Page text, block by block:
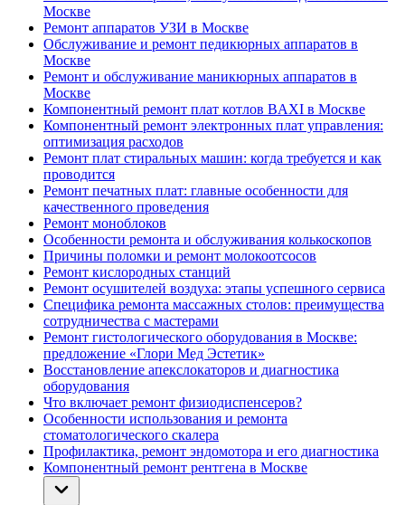
Москве
Ремонт аппаратов УЗИ в Москве
Обслуживание и ремонт педикюрных аппаратов в
Москве
Ремонт и обслуживание маникюрных аппаратов в
Москве
Компонентный ремонт плат котлов BAXI в Москве
Компонентный ремонт электронных плат управления:
оптимизация расходов
Ремонт плат стиральных машин: когда требуется и как
проводится
Ремонт печатных плат: главные особенности для
качественного проведения
Ремонт моноблоков
Особенности ремонта и обслуживания колькоскопов
Причины поломки и ремонт молокоотсосов
Ремонт кислородных станций
Ремонт осушителей воздуха: этапы успешного сервиса
Специфика ремонта массажных столов: преимущества
сотрудничества с мастерами
Ремонт гистологического оборудования в Москве:
предложение «Глори Мед Эстетик»
Восстановление апекслокаторов и диагностика
оборудования
Что включает ремонт физиодиспенсеров?
Особенности использования и ремонта
стоматологического скалера
Профилактика, ремонт эндомотора и его диагностика
Компонентный ремонт рентгена в Москве